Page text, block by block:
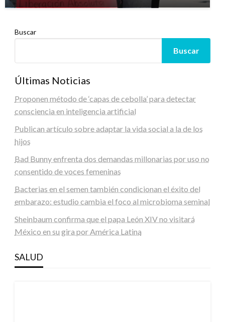
Buscar
Buscar
Últimas Noticias
Proponen método de ‘capas de cebolla’ para detectar
consciencia en inteligencia artificial
Publican artículo sobre adaptar la vida social a la de los
hijos
Bad Bunny enfrenta dos demandas millonarias por uso no
consentido de voces femeninas
Bacterias en el semen también condicionan el éxito del
embarazo: estudio cambia el foco al microbioma seminal
Sheinbaum confirma que el papa León XIV no visitará
México en su gira por América Latina
SALUD